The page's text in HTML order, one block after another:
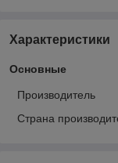
Характеристики
Основные
Производитель
Страна